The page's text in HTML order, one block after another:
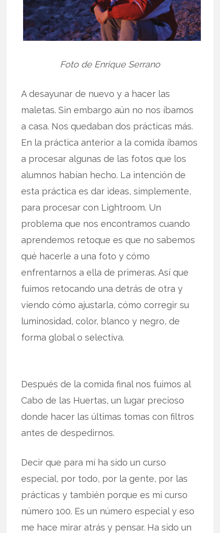
Foto de Enrique Serrano
A desayunar de nuevo y a hacer las
maletas. Sin embargo aún no nos íbamos
a casa. Nos quedaban dos prácticas más.
En la práctica anterior a la comida íbamos
a procesar algunas de las fotos que los
alumnos habían hecho. La intención de
esta práctica es dar ideas, simplemente,
para procesar con Lightroom. Un
problema que nos encontramos cuando
aprendemos retoque es que no sabemos
qué hacerle a una foto y cómo
enfrentarnos a ella de primeras. Así que
fuimos retocando una detrás de otra y
viendo cómo ajustarla, cómo corregir su
luminosidad, color, blanco y negro, de
forma global o selectiva.
Después de la comida final nos fuimos al
Cabo de las Huertas, un lugar precioso
donde hacer las últimas tomas con filtros
antes de despedirnos.
Decir que para mí ha sido un curso
especial, por todo, por la gente, por las
prácticas y también porque es mi curso
número 100. Es un número especial y eso
me hace mirar atrás y pensar. Ha sido un